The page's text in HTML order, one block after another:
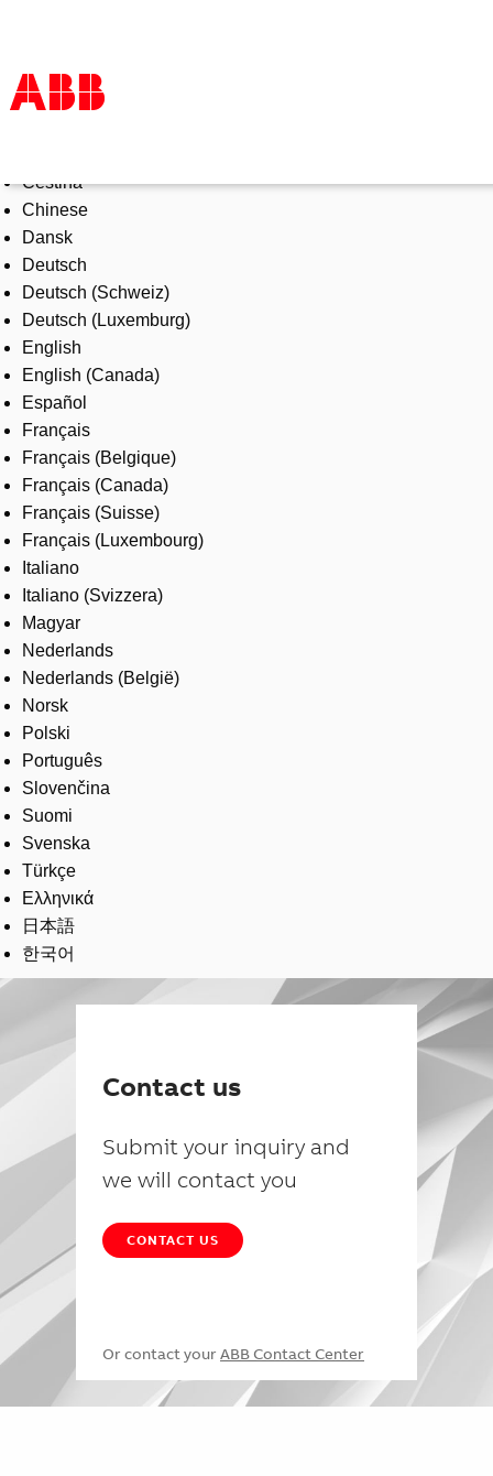
Products & Solutions
Industries
Services
About us
Where to buy
Contact us
Careers
Čeština
Chinese
Dansk
Deutsch
Deutsch (Schweiz)
Deutsch (Luxemburg)
English
English (Canada)
Español
Français
Français (Belgique)
Français (Canada)
Français (Suisse)
Français (Luxembourg)
Italiano
Italiano (Svizzera)
Magyar
Nederlands
Nederlands (België)
Norsk
Polski
Português
Slovenčina
Suomi
Svenska
Türkçe
Ελληνικά
日本語
한국어
Contact us
Submit your inquiry and
we will contact you
CONTACT US
Or contact your ABB Contact Center